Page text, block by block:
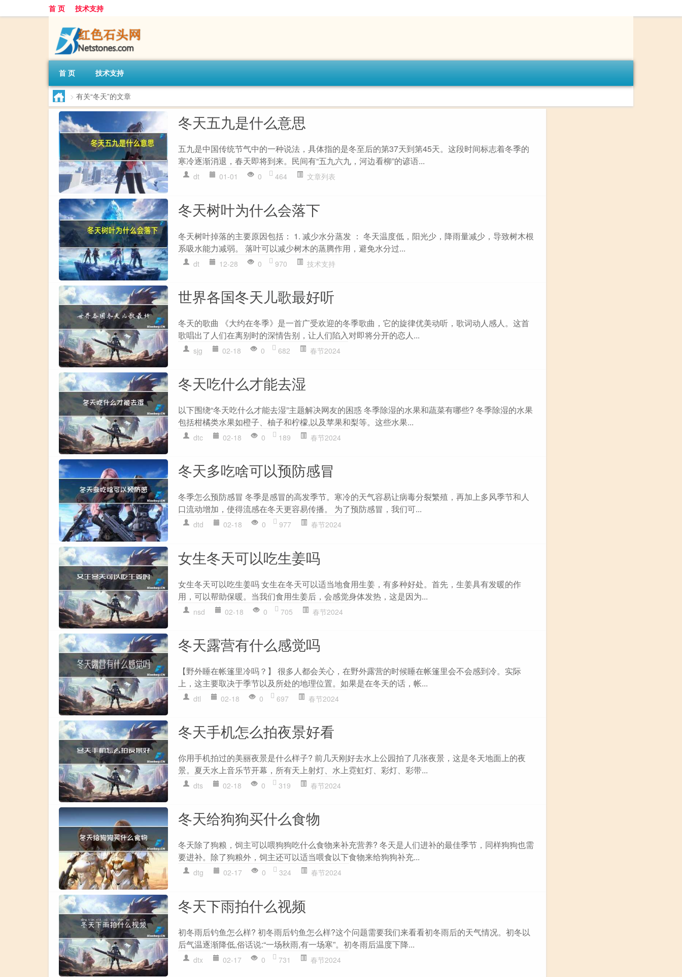
首 页 技术支持
首 页 技术支持
> 有关“冬天”的文章
冬天五九是什么意思
五九是中国传统节气中的一种说法，具体指的是冬至后的第37天到第45天。这段时间标志着冬季的
寒冷逐渐消退，春天即将到来。民间有“五九六九，河边看柳”的谚语...
dt 01-01 0 464 文章列表
冬天树叶为什么会落下
冬天树叶掉落的主要原因包括： 1. 减少水分蒸发 ： 冬天温度低，阳光少，降雨量减少，导致树木根
系吸水能力减弱。 落叶可以减少树木的蒸腾作用，避免水分过...
dt 12-28 0 970 技术支持
世界各国冬天儿歌最好听
冬天的歌曲 《大约在冬季》是一首广受欢迎的冬季歌曲，它的旋律优美动听，歌词动人感人。这首
歌唱出了人们在离别时的深情告别，让人们陷入对即将分开的恋人...
sjg 02-18 0 682 春节2024
冬天吃什么才能去湿
以下围绕“冬天吃什么才能去湿”主题解决网友的困惑 冬季除湿的水果和蔬菜有哪些? 冬季除湿的水果
包括柑橘类水果如橙子、柚子和柠檬,以及苹果和梨等。这些水果...
dtc 02-18 0 189 春节2024
冬天多吃啥可以预防感冒
冬季怎么预防感冒 冬季是感冒的高发季节。寒冷的天气容易让病毒分裂繁殖，再加上多风季节和人
口流动增加，使得流感在冬天更容易传播。 为了预防感冒，我们可...
dtd 02-18 0 977 春节2024
女生冬天可以吃生姜吗
女生冬天可以吃生姜吗 女生在冬天可以适当地食用生姜，有多种好处。首先，生姜具有发暖的作
用，可以帮助保暖。当我们食用生姜后，会感觉身体发热，这是因为...
nsd 02-18 0 705 春节2024
冬天露营有什么感觉吗
【野外睡在帐篷里冷吗？】 很多人都会关心，在野外露营的时候睡在帐篷里会不会感到冷。实际
上，这主要取决于季节以及所处的地理位置。如果是在冬天的话，帐...
dtl 02-18 0 697 春节2024
冬天手机怎么拍夜景好看
你用手机拍过的美丽夜景是什么样子? 前几天刚好去水上公园拍了几张夜景，这是冬天地面上的夜
景。夏天水上音乐节开幕，所有天上射灯、水上霓虹灯、彩灯、彩带...
dts 02-18 0 319 春节2024
冬天给狗狗买什么食物
冬天除了狗粮，饲主可以喂狗狗吃什么食物来补充营养? 冬天是人们进补的最佳季节，同样狗狗也需
要进补。除了狗粮外，饲主还可以适当喂食以下食物来给狗狗补充...
dtg 02-17 0 324 春节2024
冬天下雨拍什么视频
初冬雨后钓鱼怎么样? 初冬雨后钓鱼怎么样?这个问题需要我们来看看初冬雨后的天气情况。初冬以
后气温逐渐降低,俗话说:“一场秋雨,有一场寒”。初冬雨后温度下降...
dtx 02-17 0 731 春节2024